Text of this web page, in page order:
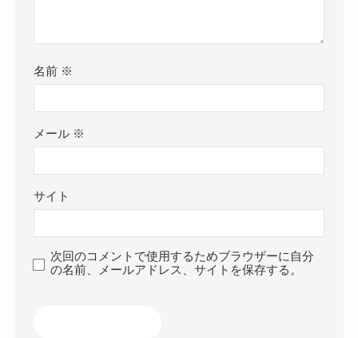
名前 ※
メール ※
サイト
次回のコメントで使用するためブラウザーに自分
の名前、メールアドレス、サイトを保存する。